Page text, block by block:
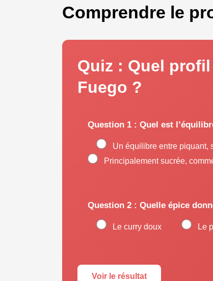
Comprendre le
Quiz : Quel
Fuego ?
Question 1 : Quel est
Un équilibre entre piquant,
Principalement sucrée,
Question 2 : Quelle épice
Le curry doux Le
Voir le résultat